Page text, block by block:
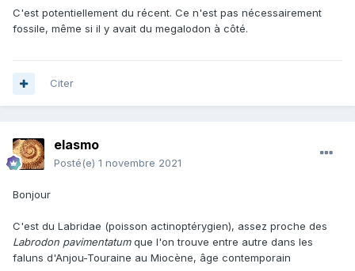
C'est potentiellement du récent. Ce n'est pas nécessairement
fossile, même si il y avait du megalodon à côté.
Citer
elasmo
Posté(e) 1 novembre 2021
Bonjour
C'est du Labridae (poisson actinoptérygien), assez proche des
Labrodon pavimentatumque l'on trouve entre autre dans les
faluns d'Anjou-Touraine au Miocène, âge contemporain